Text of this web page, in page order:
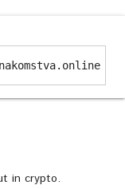
in crypto.